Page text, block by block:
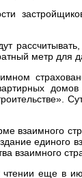
метр для
взаимного
чтении еще в